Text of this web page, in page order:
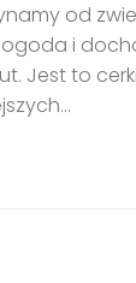
od
i
Jest to